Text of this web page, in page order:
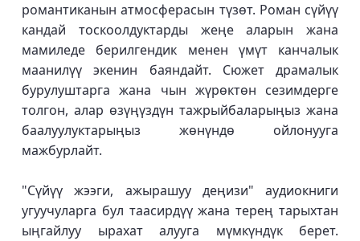
романтиканын атмосферасын түзөт. Роман сүйүү
кандай тоскоолдуктарды жеңе аларын жана
мамиледе берилгендик менен үмүт канчалык
маанилүү экенин баяндайт. Сюжет драмалык
бурулуштарга жана чын жүрөктөн сезимдерге
толгон, алар өзүңүздүн тажрыйбаларыңыз жана
баалуулуктарыңыз жөнүндө ойлонууга
мажбурлайт.
"Сүйүү жээги, ажырашуу деңизи" аудиокниги
угуучуларга бул таасирдүү жана терең тарыхтан
ыңгайлуу ырахат алууга мүмкүндүк берет.